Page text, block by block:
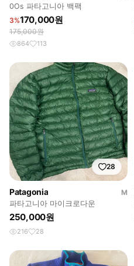
0Os 파타고니아 백팩
3%170,000원
175,000원
864 113
28
Patagonia
M
파타고니아 마이크로다운
250,000원
216 28